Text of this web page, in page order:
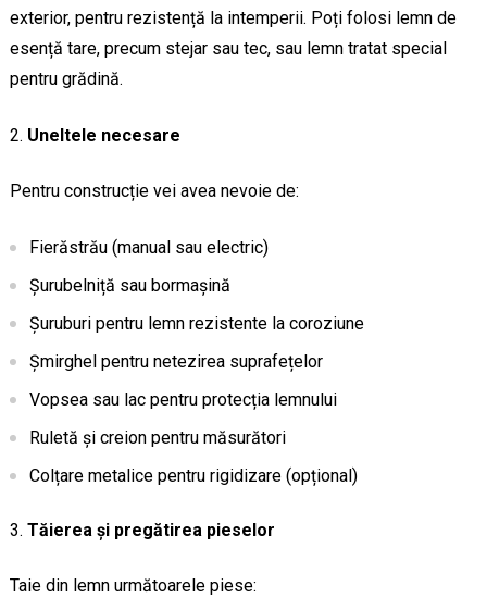
exterior, pentru rezistență la intemperii. Poți folosi lemn de
esență tare, precum stejar sau tec, sau lemn tratat special
pentru grădină.
Uneltele necesare
Pentru construcție vei avea nevoie de:
Fierăstrău (manual sau electric)
Șurubelniță sau bormașină
Șuruburi pentru lemn rezistente la coroziune
Șmirghel pentru netezirea suprafețelor
Vopsea sau lac pentru protecția lemnului
Ruletă și creion pentru măsurători
Colțare metalice pentru rigidizare (opțional)
Tăierea și pregătirea pieselor
Taie din lemn următoarele piese: